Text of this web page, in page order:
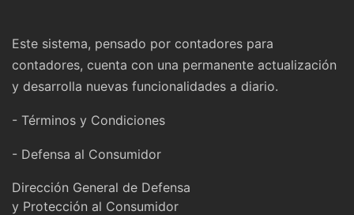
Este sistema, pensado por contadores para
contadores, cuenta con una permanente actualización
y desarrolla nuevas funcionalidades a diario.
- Términos y Condiciones
- Defensa al Consumidor
Dirección General de Defensa
y Protección al Consumidor